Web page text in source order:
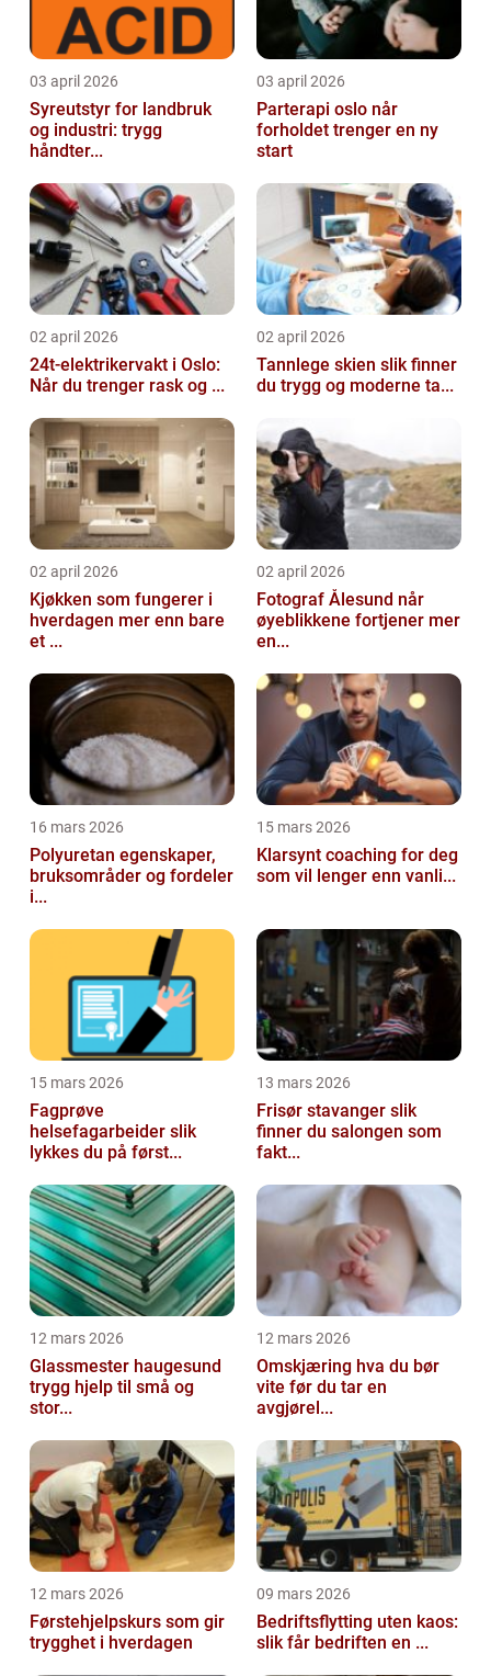
03 april 2026
Syreutstyr for landbruk
og industri: trygg
håndter...
03 april 2026
Parterapi oslo når
forholdet trenger en ny
start
02 april 2026
24t-elektrikervakt i Oslo:
Når du trenger rask og ...
02 april 2026
Tannlege skien slik finner
du trygg og moderne ta...
02 april 2026
Kjøkken som fungerer i
hverdagen mer enn bare
et ...
02 april 2026
Fotograf Ålesund når
øyeblikkene fortjener mer
en...
16 mars 2026
Polyuretan egenskaper,
bruksområder og fordeler
i...
15 mars 2026
Klarsynt coaching for deg
som vil lenger enn vanli...
15 mars 2026
Fagprøve
helsefagarbeider slik
lykkes du på først...
13 mars 2026
Frisør stavanger slik
finner du salongen som
fakt...
12 mars 2026
Glassmester haugesund
trygg hjelp til små og
stor...
12 mars 2026
Omskjæring hva du bør
vite før du tar en
avgjørel...
12 mars 2026
Førstehjelpskurs som gir
trygghet i hverdagen
09 mars 2026
Bedriftsflytting uten kaos:
slik får bedriften en ...